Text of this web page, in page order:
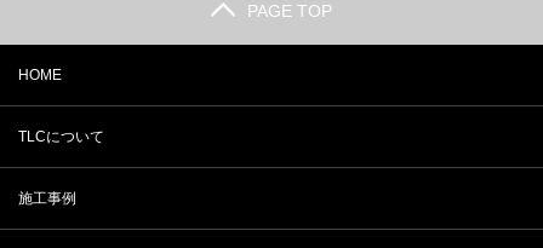
PAGE TOP
HOME
TLCについて
施工事例